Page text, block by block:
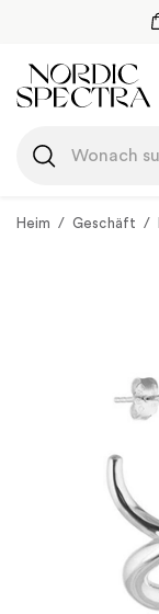
Inhalt
springen
Heim / Geschäft /